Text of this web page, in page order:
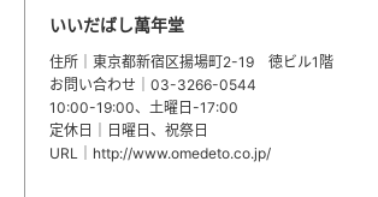
いいだばし萬年堂
住所｜東京都新宿区揚場町2-19 徳ビル1階
お問い合わせ｜03-3266-0544
10:00-19:00、土曜日-17:00
定休日｜日曜日、祝祭日
URL｜http://www.omedeto.co.jp/